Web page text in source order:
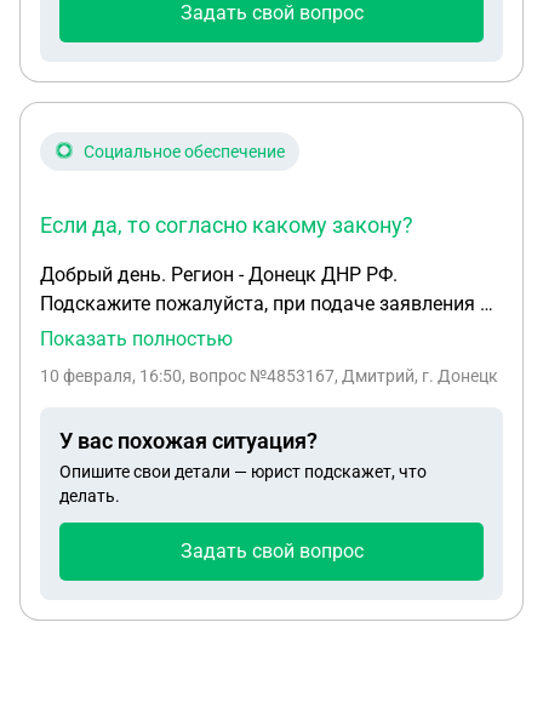
Задать свой вопрос
Социальное обеспечение
Если да, то согласно какому закону?
Добрый день. Регион - Донецк ДНР РФ.
Подскажите пожалуйста, при подаче заявления на
единое пособие на детей в 2026 году учитывается
согласно какому закону? Я знаю, что в качестве
учитывать в 3 регионах, и то с октября 2026 года.
Но жене отказали в пособии, из-за превышения
доходов
Показать полностью
10 февраля, 16:50, вопрос №4853167, Дмитрий, г. Донецк
У вас похожая ситуация?
Опишите свои детали — юрист подскажет, что
делать.
Задать свой вопрос